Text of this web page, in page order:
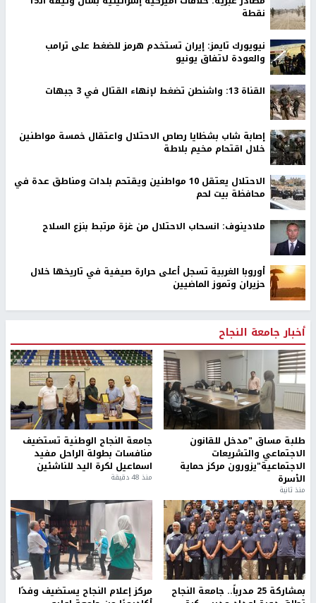
نقطة
نيويورك تايمز: إيران تستخدم هرمز للضغط على ترامب
والعودة لاتفاق يونيو
القناة 13: واشنطن تضغط لإنهاء القتال في 3 جبهات
إصابة شاب بشظايا رصاص الاحتلال واعتقال خمسة مواطنين
خلال اقتحام مخيم بلاطة
الاحتلال يعتقل 10 مواطنين ويقتحم بلدات ومناطق عدة في
محافظة بيت لحم
ملادينوف: انسحاب الاحتلال من غزة مرتبط بنزع السلاح
أوروبا الغربية تسجل أعلى حرارة صيفية في تاريخها خلال
حزيران وتموز الماضيين
أخبار جامعة النجاح
طلبة مساق "مدخل للقانون
الاجتماعي والتشريعات
الاجتماعية"يزورون مركز حماية
الأسرة
منذ ثانية
جامعة النجاح الوطنية تستضيف
منافسات بطولة الراحل مفيد
اسماعيل لكرة اليد للناشئين
منذ 48 دقيقة
بمشاركة 25 مدرباً.. جامعة النجاح مركز إعلام النجاح يستضيف وفدًا